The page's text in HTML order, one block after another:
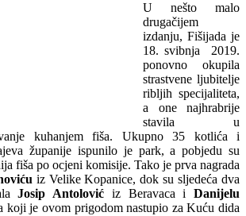
U nešto malo
drugačijem
izdanju, Fišijada je
18. svibnja 2019.
ponovno okupila
strastvene ljubitelje
ribljih specijaliteta,
a one najhrabrije
stavila u
kuhanjem fiša. Ukupno 35 kotlića i
županije ispunilo je park, a pobjedu su
fiša po ocjeni komisije. Tako je prva nagrada
iz Velike Kopanice, dok su sljedeća dva
Josip Antolović iz Beravaca i Danijelu
koji je ovom prigodom nastupio za Kuću dida